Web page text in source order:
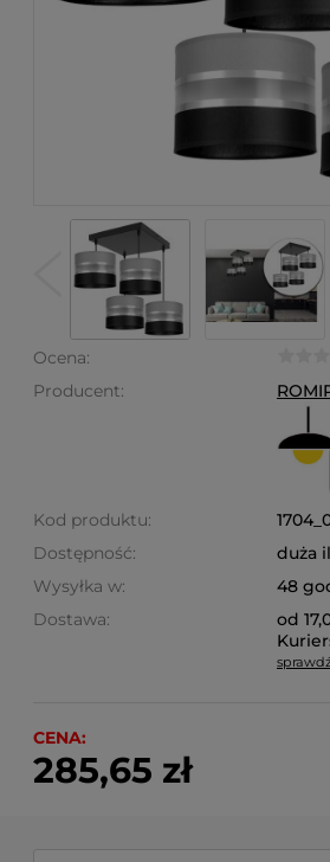
Ocena:
Producent:
Kod produktu:
Dostępność:
duża
Wysyłka w:
48
Dostawa:
od
Cena nie zawiera ewentualnych
CENA:
285,65 zł